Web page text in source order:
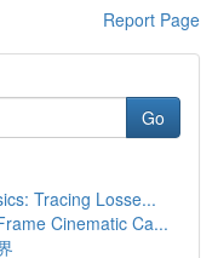
Report Page
Go
Tracing Losse...
Cinematic Ca...